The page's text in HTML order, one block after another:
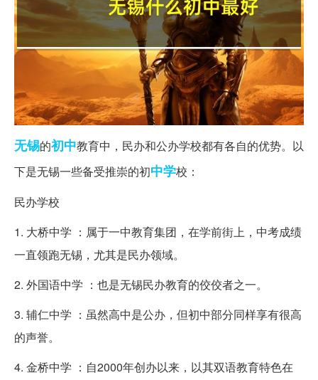
无锡的初中教育中，民办和公办学校都有各自的优势。以
下是无锡一些备受推崇的初中学校：
民办学校
1. 大桥中学 ：属于一中教育集团，在学前街上，中考成绩
一直领跑无锡，尤其是民办领域。
2. 外国语中学 ：也是无锡民办教育的佼佼者之一。
3. 辅仁中学 ：虽然高中是公办，但初中部分同样享有很高
的声誉。
4. 金桥中学 ：自2000年创办以来，以其双语教育特色在